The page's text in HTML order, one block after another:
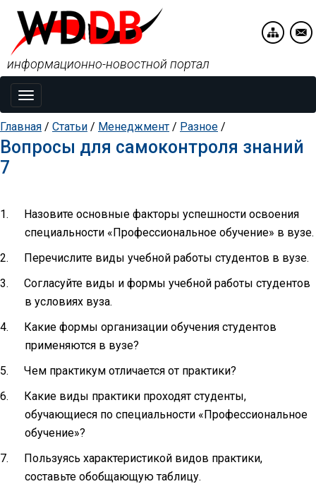
Toggle
navigation
информационно-новостной портал
Главная / Статьи / Менеджмент / Разное /
Вопросы для самоконтроля знаний
7
1.
Назовите основные факторы успешности освоения
специальности «Профессиональное обучение» в вузе.
2.
Перечислите виды учебной работы студентов в вузе.
3.
Согласуйте виды и формы учебной работы студентов
в условиях вуза.
4.
Какие формы организации обучения студентов
применяются в вузе?
5.
Чем практикум отличается от практики?
6.
Какие виды практики проходят студенты,
обучающиеся по специальности «Профессиональное
обучение»?
7.
Пользуясь характеристикой видов практики,
составьте обобщающую таблицу.